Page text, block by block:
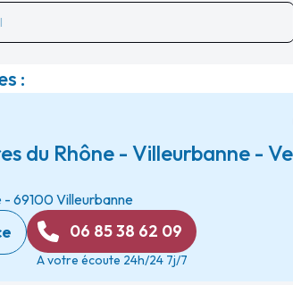
:
du Rhône - Villeurbanne -
- 69100 Villeurbanne
06 85 38 62 09
A votre écoute 24h/24 7j/7